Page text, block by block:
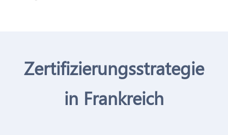
Zertifizierungsstrategie
in Frankreich